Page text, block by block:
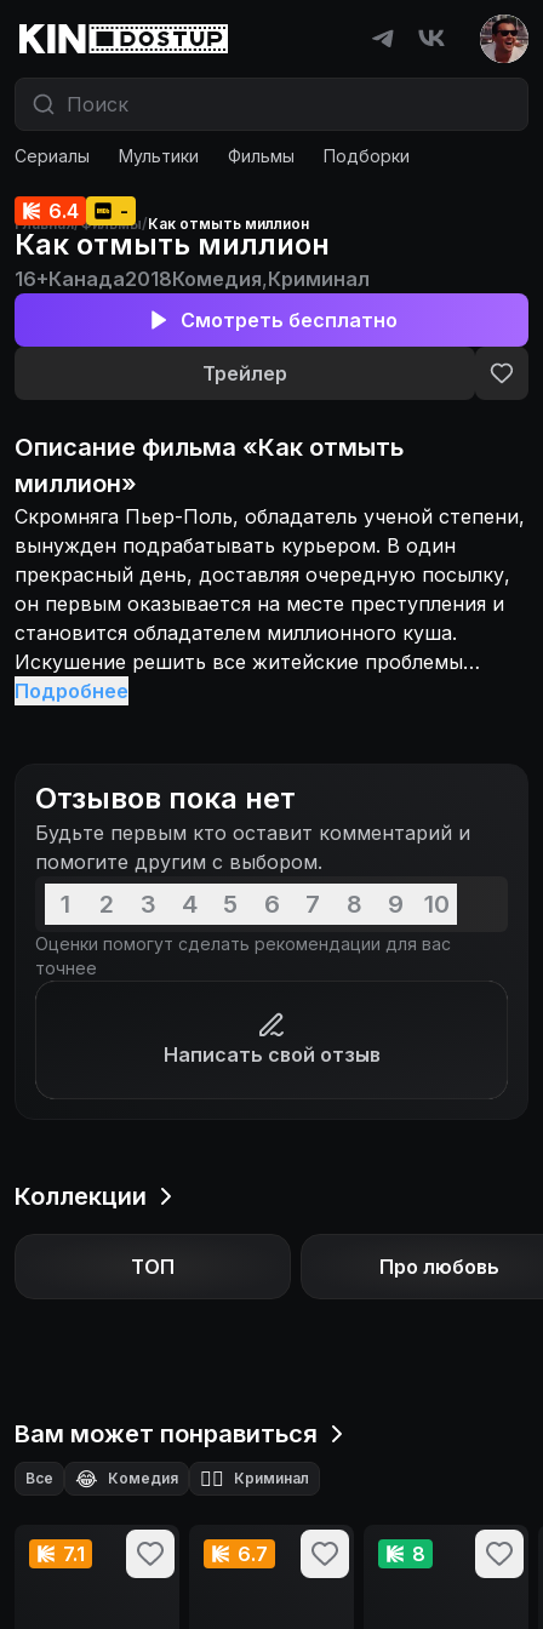
Сериалы Мультики Фильмы Подборки
Главная/Фильмы/Как отмыть миллион
6.4 -
Как отмыть миллион
16+Канада2018Комедия,Криминал
Смотреть бесплатно
Трейлер
Описание фильма «Как отмыть
миллион»
Скромняга Пьер-Поль, обладатель ученой степени,
вынужден подрабатывать курьером. В один
прекрасный день, доставляя очередную посылку,
он первым оказывается на месте преступления и
становится обладателем миллионного куша.
Искушение решить все житейские проблемы
велико. И пока он размышляет вернуть или
других, интеллектуал Пьер-Поль встречает
роковую красотку...
Подробнее
Отзывов пока нет
Будьте первым кто оставит комментарий и
помогите другим с выбором.
1 2 3 4 5 6 7 8 9 10
Оценки помогут сделать рекомендации для вас
точнее
Написать свой отзыв
Коллекции
ТОП Про любовь
Вам может понравиться
Все 😂 Комедия 🕵️‍♂️ Криминал
7.1 6.7 8